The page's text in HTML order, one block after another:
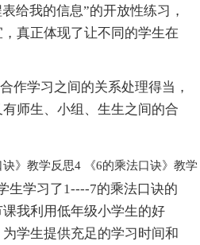
给我的信息”的开放性练习，
真正体现了让不同的学生在
作学习之间的关系处理得当，
师生、小组、生生之间的合
生学习了1----7的乘法口诀的
我利用低年级小学生的好
学生提供充足的学习时间和
诀》教学反思4 《6的乘法口诀》教学